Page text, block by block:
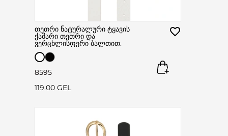
თეთრი ნატურალური ტყავის
ქამარი თეთრი და
ვერცხლისფერი ბალთით.
8595
119.00 GEL